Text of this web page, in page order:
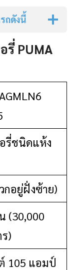
ถดังนี้
รี่ PUMA
รี่ชนิดแห้ง
กอยู่ฝั่งซ้าย)
(30,000
)
105 แอมป์